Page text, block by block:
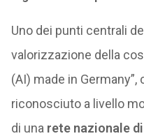
Uno dei punti centrali
valorizzazione della
(AI) made in
riconosciuto a livello
di una rete nazionale